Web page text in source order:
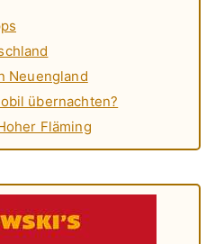
Neuengland
übernachten?
Fläming